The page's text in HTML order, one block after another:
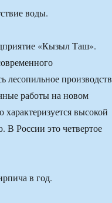
воды.
«Кызыл Таш».
лесопильное
работы на новом
высокой
В России это четвертое
в год.